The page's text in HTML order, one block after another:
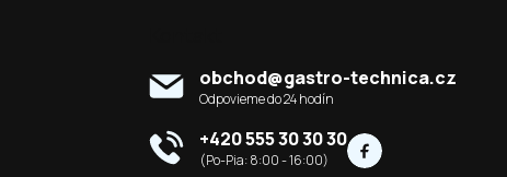
obchod@gastro-technica.cz
+420 555 30 30 30